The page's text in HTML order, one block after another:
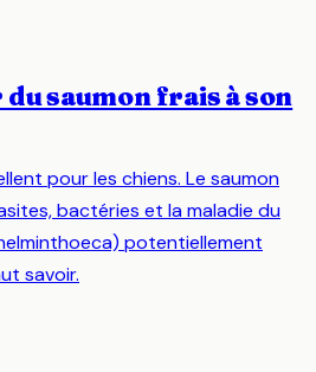
saumon frais à son
pour les chiens. Le saumon
bactéries et la maladie du
potentiellement
savoir.